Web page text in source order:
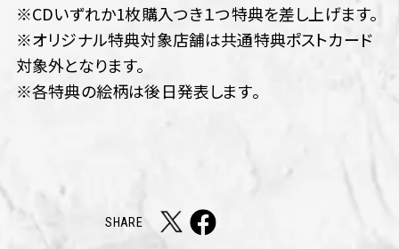
※CDいずれか1枚購入つき１つ特典を差し上げます。
※オリジナル特典対象店舗は共通特典ポストカード
対象外となります。
※各特典の絵柄は後日発表します。
SHARE